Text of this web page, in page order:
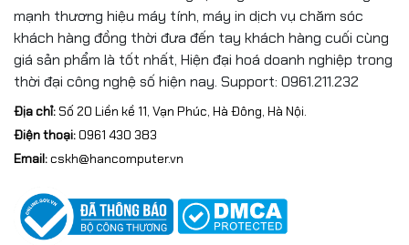
mạnh thương hiệu máy tính, máy in dịch vụ chăm sóc
khách hàng đồng thời đưa đến tay khách hàng cuối cùng
giá sản phẩm là tốt nhất, Hiện đại hoá doanh nghiệp trong
thời đại công nghệ số hiện nay. Support: 0961.211.232
Địa chỉ:Số 20 Liền kề 11, Vạn Phúc, Hà Đông, Hà Nội.
Điện thoại:0961 430 383
Email:cskh@hancomputer.vn